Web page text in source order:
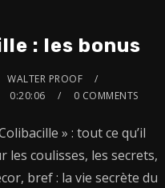
: les bonus
WALTER PROOF
0:20:06 0 COMMENTS
» : tout ce qu’il
les coulisses, les secrets,
bref : la vie secrète du